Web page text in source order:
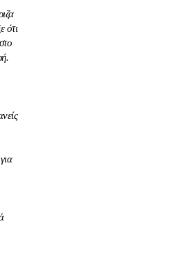
ότι